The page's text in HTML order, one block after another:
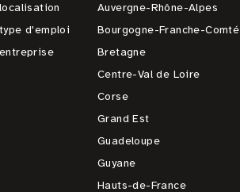
d'emploi
Auvergne-Rhône-Alpes
Bourgogne-Franche-Comté
Bretagne
Centre-Val de Loire
Corse
Grand Est
Guadeloupe
Guyane
Hauts-de-France